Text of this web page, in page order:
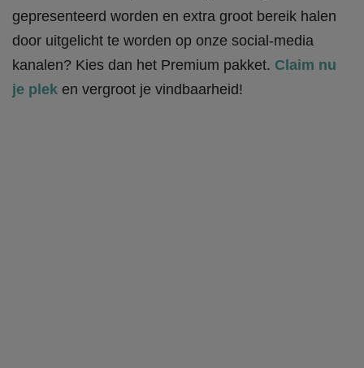
gepresenteerd worden en extra groot bereik halen
door uitgelicht te worden op onze social-media
kanalen? Kies dan het Premium pakket. Claim nu
je plek en vergroot je vindbaarheid!